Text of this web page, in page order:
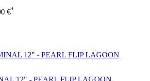
€*
12" - PEARL FLIP LAGOON